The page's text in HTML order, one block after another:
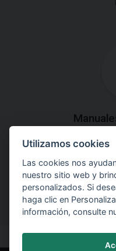
Descargue los
explicaciones
Utilizamos cookies
Las cookies nos
nuestro sitio web y
personalizados. Si
haga clic en
información, consulte